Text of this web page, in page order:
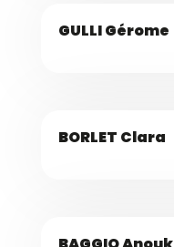
GULLI Gérome
BORLET Clara